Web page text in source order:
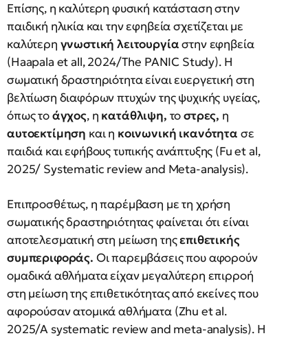
Επίσης, η καλύτερη φυσική κατάσταση στην
παιδική ηλικία και την εφηβεία σχετίζεται με
καλύτερη γνωστική λειτουργίαστην εφηβεία
(Haapala et all, 2024/The PANIC Study). Η
σωματική δραστηριότητα είναι ευεργετική στη
βελτίωση διαφόρων πτυχών της ψυχικής υγείας,
όπως τοάγχος, η κατάθλιψη, τοστρες, η
αυτοεκτίμηση και η κοινωνική ικανότητα σε
παιδιά και εφήβους τυπικής ανάπτυξης (Fu et al,
2025/ Systematic review and Meta-analysis).
Επιπροσθέτως, η παρέμβαση με τη χρήση
σωματικής δραστηριότητας φαίνεται ότι είναι
αποτελεσματική στη μείωση τηςεπιθετικής
συμπεριφοράς. Οι παρεμβάσεις που αφορούν
ομαδικά αθλήματα είχαν μεγαλύτερη επιρροή
στη μείωση της επιθετικότητας από εκείνες που
αφορούσαν ατομικά αθλήματα (Zhu et al.
2025/A systematic review and meta-analysis). Η